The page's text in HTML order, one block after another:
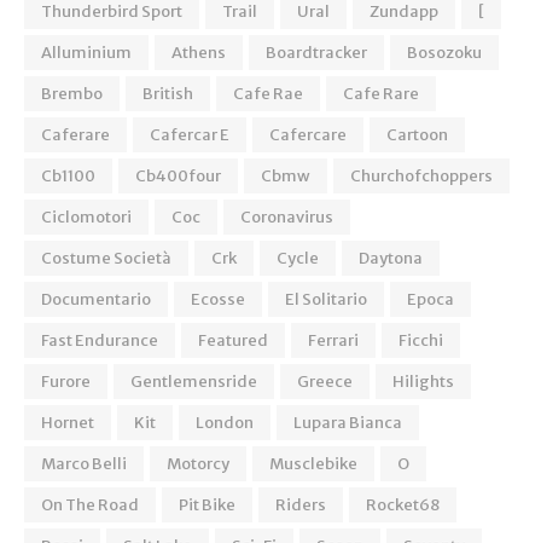
Thunderbird Sport
Trail Ural Zundapp
[
Alluminium
Athens Boardtracker
Bosozoku
Brembo
British Cafe Rae
Cafe Rare
Caferare
Cafercar E Cafercare
Cartoon
Cb1100
Cb400four Cbmw
Churchofchoppers
Ciclomotori
Coc
Coronavirus
Costume Società
Crk Cycle
Daytona
Documentario
Ecosse El Solitario
Epoca
Fast Endurance
Featured Ferrari
Ficchi
Furore
Gentlemensride Greece
Hilights
Hornet
Kit London
Lupara Bianca
Marco Belli
Motorcy Musclebike
O
On The Road
Pit Bike Riders
Rocket68